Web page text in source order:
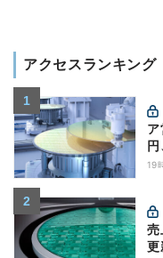
アクセスランキング
19
売
更